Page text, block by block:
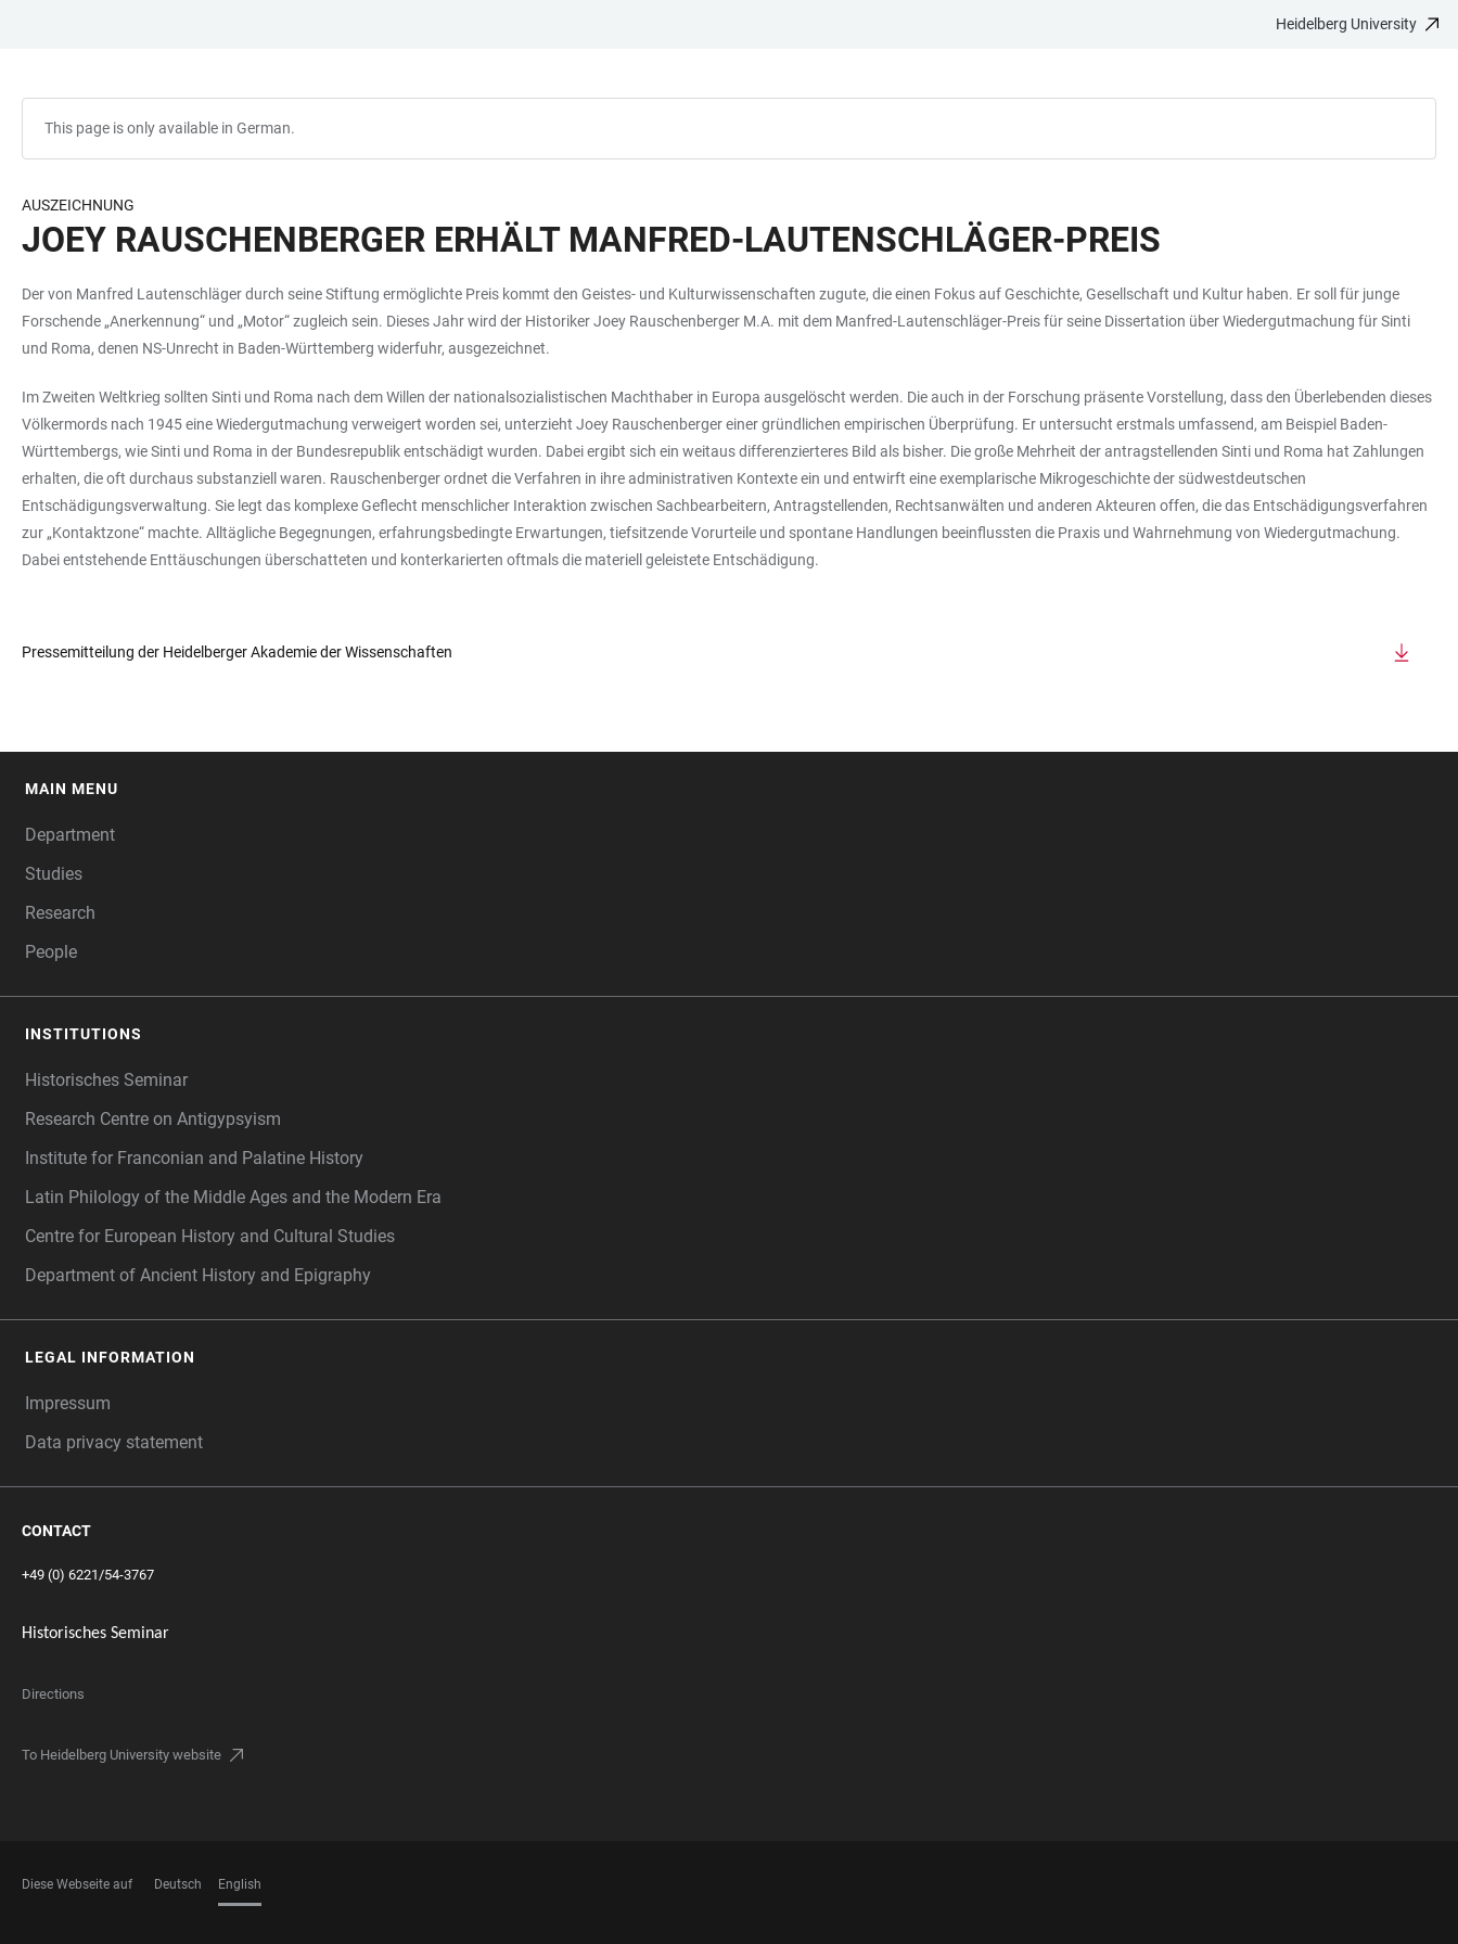
Heidelberg University
This page is only available in German.
AUSZEICHNUNG
JOEY RAUSCHENBERGER ERHÄLT MANFRED-LAUTENSCHLÄGER-PREIS
Der von Manfred Lautenschläger durch seine Stiftung ermöglichte Preis kommt den Geistes- und Kulturwissenschaften zugute, die einen Fokus auf Geschichte, Gesellschaft und Kultur haben. Er soll für junge
Forschende „Anerkennung“ und „Motor“ zugleich sein. Dieses Jahr wird der Historiker Joey Rauschenberger M.A. mit dem Manfred-Lautenschläger-Preis für seine Dissertation über Wiedergutmachung für Sinti
und Roma, denen NS-Unrecht in Baden-Württemberg widerfuhr, ausgezeichnet.
Im Zweiten Weltkrieg sollten Sinti und Roma nach dem Willen der nationalsozialistischen Machthaber in Europa ausgelöscht werden. Die auch in der Forschung präsente Vorstellung, dass den Überlebenden dieses
Völkermords nach 1945 eine Wiedergutmachung verweigert worden sei, unterzieht Joey Rauschenberger einer gründlichen empirischen Überprüfung. Er untersucht erstmals umfassend, am Beispiel Baden-
Württembergs, wie Sinti und Roma in der Bundesrepublik entschädigt wurden. Dabei ergibt sich ein weitaus differenzierteres Bild als bisher. Die große Mehrheit der antragstellenden Sinti und Roma hat Zahlungen
erhalten, die oft durchaus substanziell waren. Rauschenberger ordnet die Verfahren in ihre administrativen Kontexte ein und entwirft eine exemplarische Mikrogeschichte der südwestdeutschen
Entschädigungsverwaltung. Sie legt das komplexe Geflecht menschlicher Interaktion zwischen Sachbearbeitern, Antragstellenden, Rechtsanwälten und anderen Akteuren offen, die das Entschädigungsverfahren
zur „Kontaktzone“ machte. Alltägliche Begegnungen, erfahrungsbedingte Erwartungen, tiefsitzende Vorurteile und spontane Handlungen beeinflussten die Praxis und Wahrnehmung von Wiedergutmachung.
Dabei entstehende Enttäuschungen überschatteten und konterkarierten oftmals die materiell geleistete Entschädigung.
Pressemitteilung der Heidelberger Akademie der Wissenschaften
MAIN MENU
Department
Studies
Research
People
INSTITUTIONS
Historisches Seminar
Research Centre on Antigypsyism
Institute for Franconian and Palatine History
Latin Philology of the Middle Ages and the Modern Era
Centre for European History and Cultural Studies
Department of Ancient History and Epigraphy
LEGAL INFORMATION
Impressum
Data privacy statement
CONTACT
+49 (0) 6221/54-3767
Historisches Seminar
Directions
To Heidelberg University website
Diese Webseite auf Deutsch English